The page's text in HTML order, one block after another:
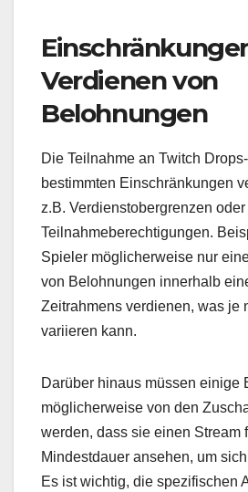
Verdienen von
Belohnungen
Die Teilnahme an Twitch
bestimmten Einschränkungen
z.B. Verdienstobergrenzen
Teilnahmeberechtigungen.
Spieler möglicherweise nur
von Belohnungen innerhalb
Zeitrahmens verdienen, was je
variieren kann.
Darüber hinaus müssen einige
möglicherweise von den
werden, dass sie einen Stream
Mindestdauer ansehen, um
Es ist wichtig, die spezifischen